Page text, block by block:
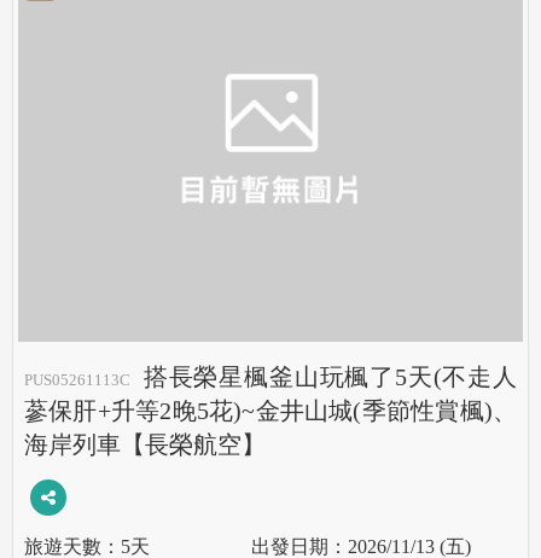
PUS05261113C
搭長榮星楓釜山玩楓了5天(不走人
蔘保肝+升等2晚5花)~金井山城(季節性賞楓)、
海岸列車【長榮航空】
5天 2026/11/13 (五)